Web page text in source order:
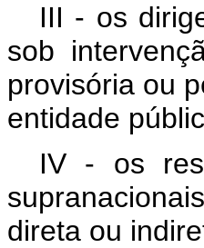
III - os
sob
provisória ou
entidade
IV - os
direta ou